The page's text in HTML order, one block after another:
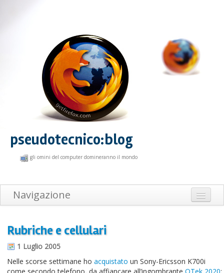
pseudotecnico:blog
gli omini del computer domineranno il mondo
Navigazione
Informazioni sul blog
Contatti
Rubriche e cellulari
1 Luglio 2005
Nelle scorse settimane ho acquistato un Sony-Ericsson K700i